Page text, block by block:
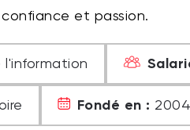
confiance et passion.
l'information
Fondé en : 2004